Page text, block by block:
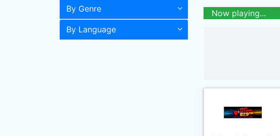
By Genre
By Language
Now playing...